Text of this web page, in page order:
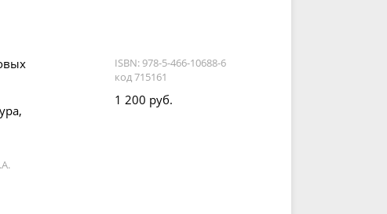
ISBN: 978-5-466-10688-6
код 715161
1 200 руб.